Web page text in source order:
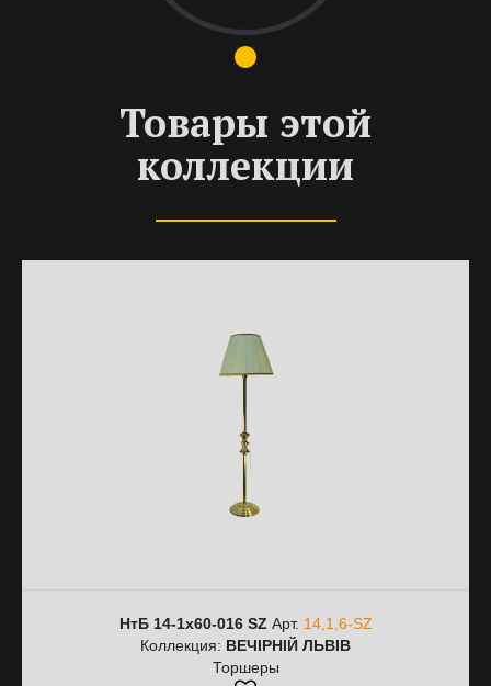
Товары этой
коллекции
НтБ 14-1х60-016 SZ Арт. 14,1,6-SZ
Коллекция: ВЕЧІРНІЙ ЛЬВІВ
Торшеры